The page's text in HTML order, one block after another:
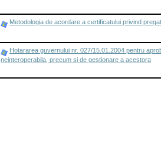
Metodologia de acordare a certificatului privind
Hotararea guvernului nr. 027/15.01.2004 pentru
neinteroperabila, precum si de gestionare a acestora